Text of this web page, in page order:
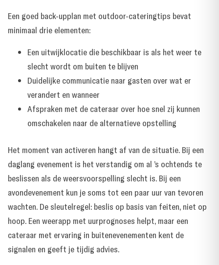
Een goed back-upplan met outdoor-cateringtips bevat
minimaal drie elementen:
Een uitwijklocatie die beschikbaar is als het weer te
slecht wordt om buiten te blijven
Duidelijke communicatie naar gasten over wat er
verandert en wanneer
Afspraken met de cateraar over hoe snel zij kunnen
omschakelen naar de alternatieve opstelling
Het moment van activeren hangt af van de situatie. Bij een
daglang evenement is het verstandig om al ’s ochtends te
beslissen als de weersvoorspelling slecht is. Bij een
avondevenement kun je soms tot een paar uur van tevoren
wachten. De sleutelregel: beslis op basis van feiten, niet op
hoop. Een weerapp met uurprognoses helpt, maar een
cateraar met ervaring in buitenevenementen kent de
signalen en geeft je tijdig advies.